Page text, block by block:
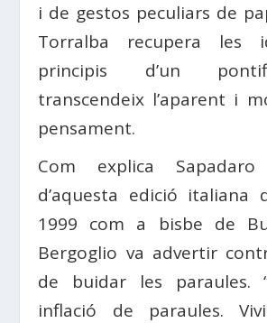
i de gestos peculiars de
Torralba recupera les
principis d’un
transcendeix l’aparent i
pensament.
Com explica
d’aquesta edició italiana
1999 com a bisbe de
Bergoglio va advertir
de buidar les paraules.
inflació de paraules.